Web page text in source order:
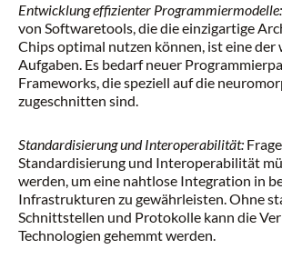
Entwicklung effizienter Programmiermodelle:
von Softwaretools, die die einzigartige
Chips optimal nutzen können, ist eine der
Aufgaben. Es bedarf neuer
Frameworks, die speziell auf die
zugeschnitten sind.
Standardisierung und Interoperabilität:
Standardisierung und Interoperabilität
werden, um eine nahtlose Integration in
Infrastrukturen zu gewährleisten. Ohne
Schnittstellen und Protokolle kann die
Technologien gehemmt werden.